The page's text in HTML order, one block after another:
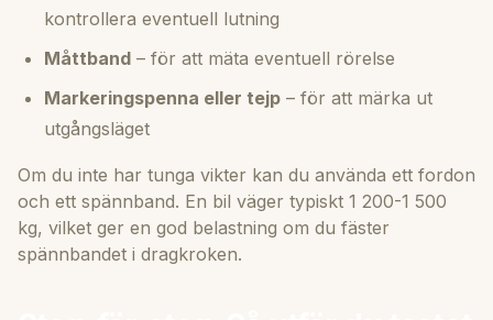
kontrollera eventuell lutning
Måttband – för att mäta eventuell rörelse
Markeringspenna eller tejp – för att märka ut
utgångsläget
Om du inte har tunga vikter kan du använda ett fordon
och ett spännband. En bil väger typiskt 1 200-1 500
kg, vilket ger en god belastning om du fäster
spännbandet i dragkroken.